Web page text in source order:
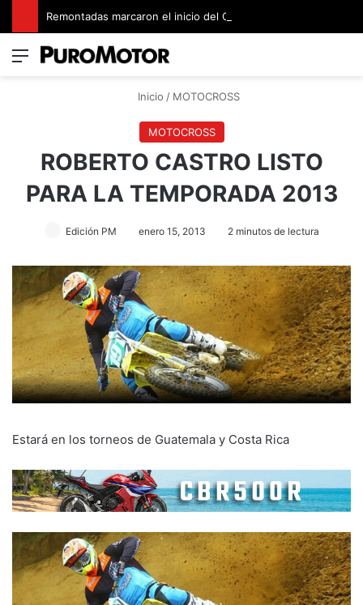
Menú
Inicio / MOTOCROSS
MOTOCROSS
ROBERTO CASTRO LISTO
PARA LA TEMPORADA 2013
Edición PM enero 15, 2013 2 minutos de lectura
Estará en los torneos de Guatemala y Costa Rica